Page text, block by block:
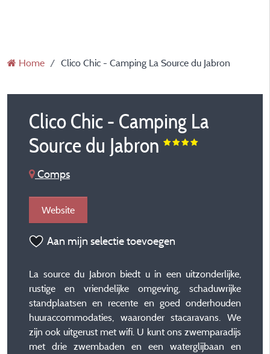
Home Clico Chic - Camping La Source du Jabron
Clico Chic - Camping La
Source du Jabron
Comps
Website
Aan mijn selectie toevoegen
La source du Jabron biedt u in een uitzonderlijke,
rustige en vriendelijke omgeving, schaduwrijke
standplaatsen en recente en goed onderhouden
huuraccommodaties, waaronder stacaravans. We
zijn ook uitgerust met wifi. U kunt ons zwemparadijs
met drie zwembaden en een waterglijbaan en